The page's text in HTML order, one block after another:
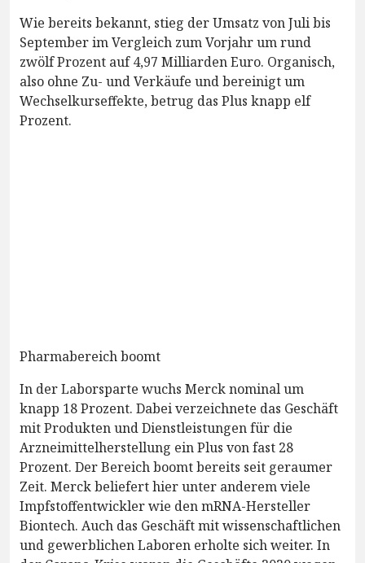
Wie bereits bekannt, stieg der Umsatz von Juli bis
September im Vergleich zum Vorjahr um rund
zwölf Prozent auf 4,97 Milliarden Euro. Organisch,
also ohne Zu- und Verkäufe und bereinigt um
Wechselkurseffekte, betrug das Plus knapp elf
Prozent.
Pharmabereich boomt
In der Laborsparte wuchs Merck nominal um
knapp 18 Prozent. Dabei verzeichnete das Geschäft
mit Produkten und Dienstleistungen für die
Arzneimittelherstellung ein Plus von fast 28
Prozent. Der Bereich boomt bereits seit geraumer
Zeit. Merck beliefert hier unter anderem viele
Impfstoffentwickler wie den mRNA-Hersteller
Biontech. Auch das Geschäft mit wissenschaftlichen
und gewerblichen Laboren erholte sich weiter. In